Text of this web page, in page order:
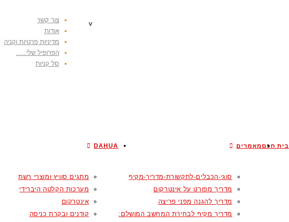
צור קשר
אודות
מדיניות פרטיות וקניה
הפרופיל שלי…..
סל קניות
v
בית חכם מאמרים
סוגי-הכבלים-לתקשורת-מדריך-מקיף
מדריך מפורט על אינטרקום
מדריך להגנה מפני פריצה
מדריך מקיף לבחירת המחשב המושלם:
DAHUA
מתגים סוויץ ומוצרי רשת
מערכות הקלטה היברידי
אינטרקום
קודנים ובקרת כניסה